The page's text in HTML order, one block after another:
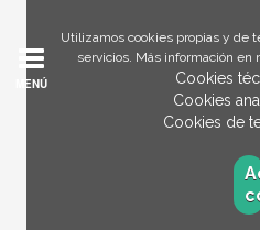
Utilizamos cookies propias y de
servicios. Más información en
Cookies
Cookies
Cookies de
MENÚ